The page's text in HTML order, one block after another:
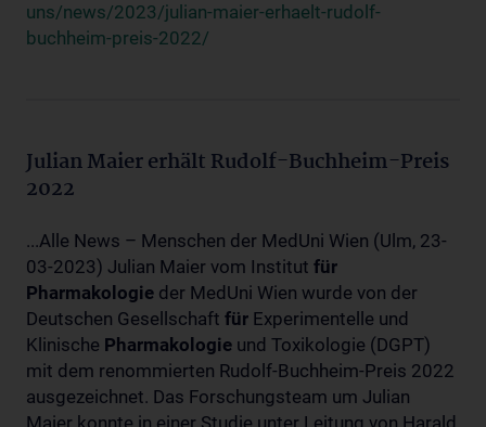
uns/news/2023/julian-maier-erhaelt-rudolf-
buchheim-preis-2022/
Julian Maier erhält Rudolf-Buchheim-Preis
2022
...Alle News – Menschen der MedUni Wien (Ulm, 23-
03-2023) Julian Maier vom Institut für
Pharmakologie der MedUni Wien wurde von der
Deutschen Gesellschaft für Experimentelle und
Klinische Pharmakologie und Toxikologie (DGPT)
mit dem renommierten Rudolf-Buchheim-Preis 2022
ausgezeichnet. Das Forschungsteam um Julian
Maier konnte in einer Studie unter Leitung von Harald